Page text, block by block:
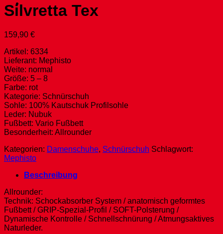
Silvretta Tex
159,90 €
Artikel: 6334
Lieferant: Mephisto
Weite: normal
Größe: 5 – 8
Farbe: rot
Kategorie: Schnürschuh
Sohle: 100% Kautschuk Profilsohle
Leder: Nubuk
Fußbett: Vario Fußbett
Besonderheit: Allrounder
Kategorien: Damenschuhe, Schnürschuh Schlagwort:
Mephisto
Beschreibung
Allrounder:
Technik: Schockabsorber System / anatomisch geformtes
Fußbett / GRIP-Spezial-Profil / SOFT-Polsterung /
Dynamische Kontrolle / Schnellschnürung / Atmungsaktives
Naturleder.